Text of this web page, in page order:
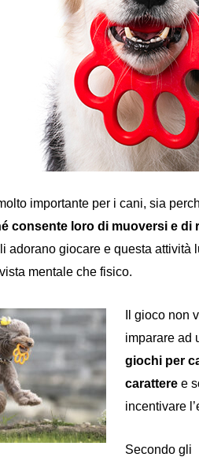
importante per i cani, sia
consente loro di muoversi e di
adorano giocare e questa
mentale che fisico.
Il gioco non
imparare ad
giochi per
carattere e
incentivare
Secondo gli